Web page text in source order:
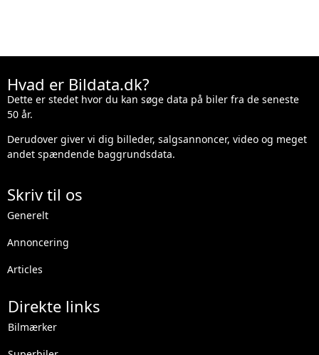
Hvad er Bildata.dk?
Dette er stedet hvor du kan søge data på biler fra de seneste
50 år.
Derudover giver vi dig billeder, salgsannoncer, video og meget
andet spændende baggrundsdata.
Skriv til os
Generelt
Annoncering
Articles
Direkte links
Bilmærker